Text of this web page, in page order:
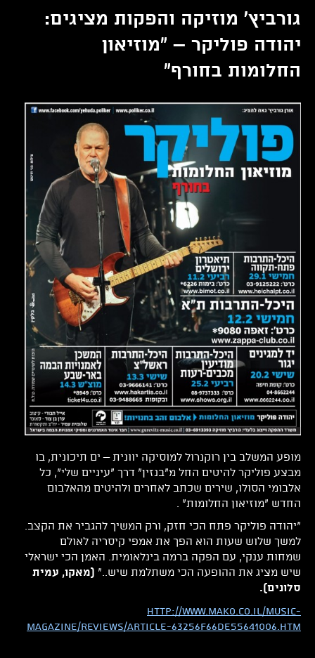
מציגים:
יהודה
פוליקר
ושלומי
שבת-
הבמה!
גורביץ' מוזיקה והפקות מציגים:
יהודה פוליקר – "מוזיאון
החלומות בחורף"
מופע המשלב בין רוקנרול למוסיקה יוונית – ים תיכונית, בו
מבצע פוליקר להיטים החל מ"בנזין" דרך "עיניים שלי", כל
אלבומי הסולו, שירים שכתב לאחרים ולהיטים מהאלבום
החדש "מוזיאון החלומות" .
"יהודה פוליקר פתח הכי חזק, ורק המשיך להגביר את הקצב.
למשך שלוש שעות הוא הפך את אמפי קיסריה לאולם
שמחות ענקי, עם הפקה ברמה בינלאומית. האמן הכי ישראלי
שיש מציג את ההופעה הכי משתלמת שיש.." (מאקו, עמית
סלונים).
http://www.mako.co.il/music-
Magazine/reviews/Article-63256f66de55641006.htm